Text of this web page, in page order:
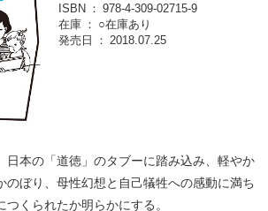
ISBN
978-4-309-02715-9
在庫
○在庫あり
発売日
2018.07.25
日本の「道徳」のタブーに踏み込み、軽やか
ぼり、母性幻想と自己犠牲への感動に満ち
くられたか明らかにする。